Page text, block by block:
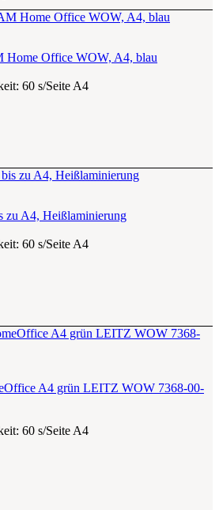
Home Office WOW, A4, blau
60 s/Seite A4
zu A4, Heißlaminierung
60 s/Seite A4
A4 grün LEITZ WOW 7368-00-
60 s/Seite A4